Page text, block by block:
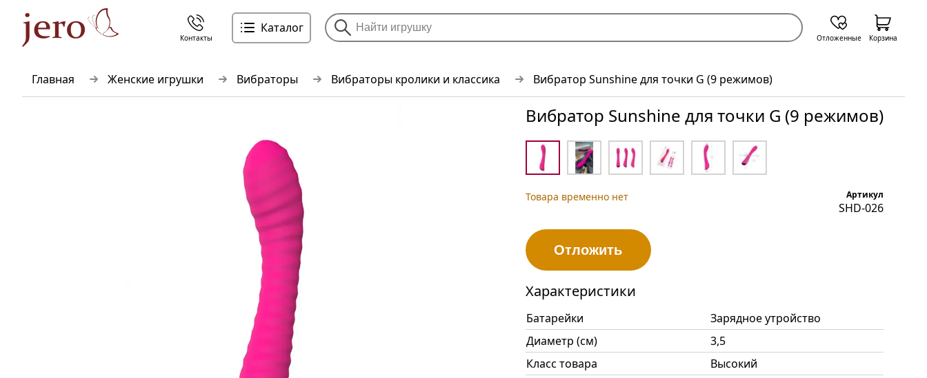
Главная Женские игрушки Вибраторы Вибраторы кролики и классика Вибратор Sunshine для точки G (9 режимов)
Вибратор Sunshine для точки G (9 режимов)
Товара временно нет Артикул
SHD-026
Отложить
Характеристики
Батарейки
Зарядное утройство
Диаметр (см)
3,5
Класс товара
Высокий
Контакты
Каталог
Отложенные Корзина